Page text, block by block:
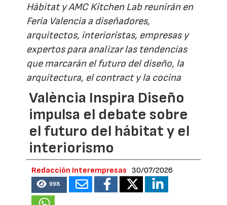
Hábitat y AMC Kitchen Lab reunirán en
Feria Valencia a diseñadores,
arquitectos, interioristas, empresas y
expertos para analizar las tendencias
que marcarán el futuro del diseño, la
arquitectura, el contract y la cocina
València Inspira Diseño
impulsa el debate sobre
el futuro del hábitat y el
interiorismo
Redacción Interempresas 30/07/2026
998